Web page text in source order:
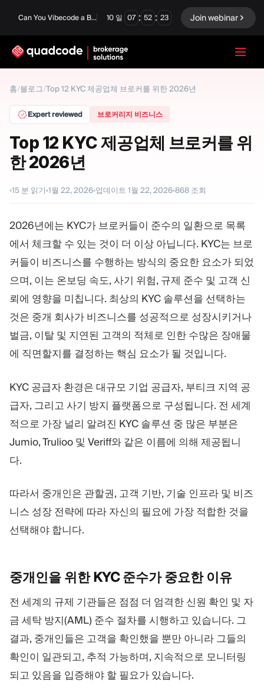
Can You Vibecode a Brokerage Platform? 10 일 07 : 52 : 22 Join webinar
홈/블로그/Top 12 KYC 제공업체 브로커를 위한 2026년
Expert reviewed 브로커리지 비즈니스
Top 12 KYC 제공업체 브로커를 위
한 2026년
15 분 읽기 1월 22, 2026 업데이트 1월 22, 2026 868 조회
2026년에는 KYC가 브로커들이 준수의 일환으로 목록
에서 체크할 수 있는 것이 더 이상 아닙니다. KYC는 브로
커들이 비즈니스를 수행하는 방식의 중요한 요소가 되었
으며, 이는 온보딩 속도, 사기 위험, 규제 준수 및 고객 신
뢰에 영향을 미칩니다. 최상의 KYC 솔루션을 선택하는
것은 중개 회사가 비즈니스를 성공적으로 성장시키거나
벌금, 이탈 및 지연된 고객의 적체로 인한 수많은 장애물
에 직면할지를 결정하는 핵심 요소가 될 것입니다.
KYC 공급자 환경은 대규모 기업 공급자, 부티크 지역 공
급자, 그리고 사기 방지 플랫폼으로 구성됩니다. 전 세계
적으로 가장 널리 알려진 KYC 솔루션 중 많은 부분은
Jumio, Trulioo 및 Veriff와 같은 이름에 의해 제공됩니
다.
따라서 중개인은 관할권, 고객 기반, 기술 인프라 및 비즈
니스 성장 전략에 따라 자신의 필요에 가장 적합한 것을
선택해야 합니다.
중개인을 위한 KYC 준수가 중요한 이유
전 세계의 규제 기관들은 점점 더 엄격한 신원 확인 및 자
금 세탁 방지(AML) 준수 절차를 시행하고 있습니다. 그
결과, 중개인들은 고객을 확인했을 뿐만 아니라 그들의
확인이 일관되고, 추적 가능하며, 지속적으로 모니터링
되고 있음을 입증해야 할 필요가 있습니다.
한국어
턴키 솔루션
Forex / CFD 거래소 및 청산
트레이딩 플랫폼 백오피스
리소스
마케팅 가이드
블로그
용어집
수익 계산기
비즈니스 계획
더보기
회사 소개
팀
이벤트
회사 뉴스
채용
지속가능성
팔로우하기